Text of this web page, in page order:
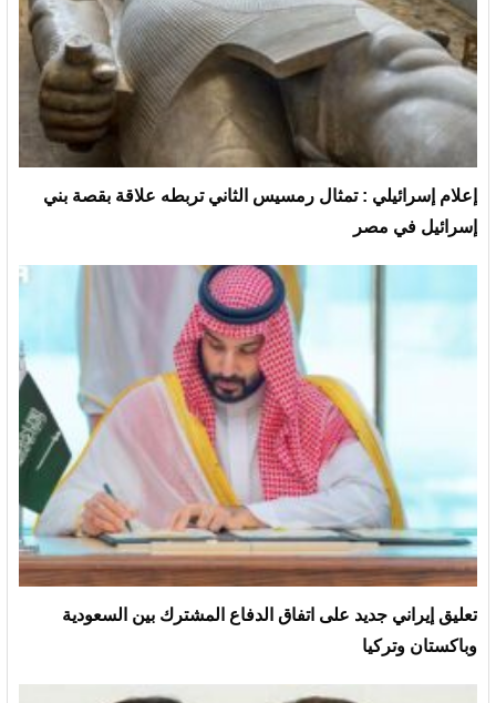
إعلام إسرائيلي : تمثال رمسيس الثاني تربطه علاقة بقصة بني
إسرائيل في مصر
تعليق إيراني جديد على اتفاق الدفاع المشترك بين السعودية
وباكستان وتركيا